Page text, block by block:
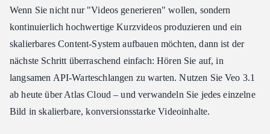
Wenn Sie nicht nur "Videos generieren" wollen, sondern
kontinuierlich hochwertige Kurzvideos produzieren und ein
skalierbares Content-System aufbauen möchten, dann ist der
nächste Schritt überraschend einfach: Hören Sie auf, in
langsamen API-Warteschlangen zu warten. Nutzen Sie Veo 3.1
ab heute über Atlas Cloud – und verwandeln Sie jedes einzelne
Bild in skalierbare, konversionsstarke Videoinhalte.